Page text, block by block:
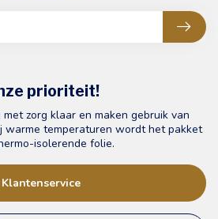
prioriteit!
zorg klaar en maken gebruik van
warme temperaturen wordt het pakket
isolerende folie.
Klantenservice